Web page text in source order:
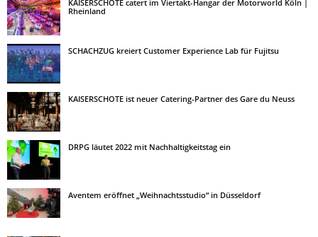
KAISERSCHOTE catert im Viertakt-Hangar der Motorworld Köln |
Rheinland
SCHACHZUG kreiert Customer Experience Lab für Fujitsu
KAISERSCHOTE ist neuer Catering-Partner des Gare du Neuss
DRPG läutet 2022 mit Nachhaltigkeitstag ein
Aventem eröffnet „Weihnachtsstudio“ in Düsseldorf